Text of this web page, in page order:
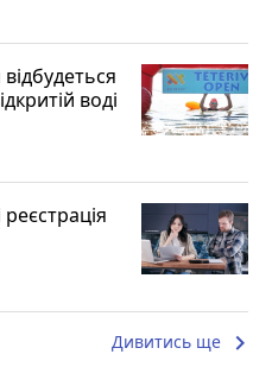
воді
Дивитись ще keyboard_arrow_right